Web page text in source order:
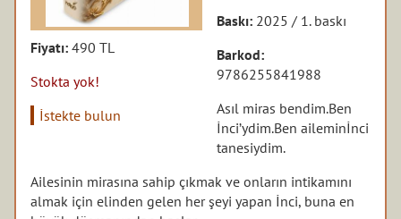
Fiyatı:490 TL
Stokta yok!
İstekte bulun
Baskı: 2025 / 1. baskı
Barkod:
9786255841988
Asıl miras bendim.Ben
İnci’ydim.Ben aileminİnci
tanesiydim.
Ailesinin mirasına sahip çıkmak ve onların intikamını
almak için elinden gelen her şeyi yapan İnci, buna en